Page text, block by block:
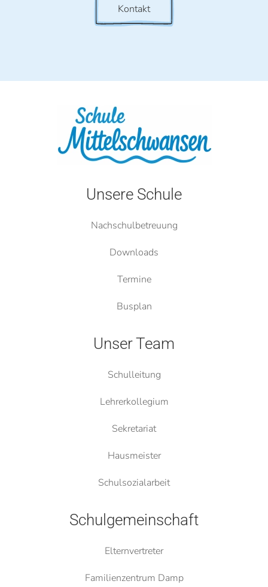
Kontakt
Unsere Schule
Nachschulbetreuung
Downloads
Termine
Busplan
Unser Team
Schulleitung
Lehrerkollegium
Sekretariat
Hausmeister
Schulsozialarbeit
Schulgemeinschaft
Elternvertreter
Familienzentrum Damp